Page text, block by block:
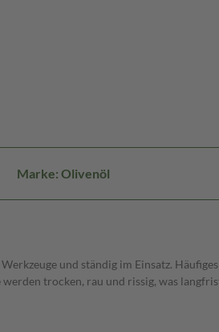
Marke: Olivenöl
und ständig im Einsatz.
trocken, rau und rissig, was